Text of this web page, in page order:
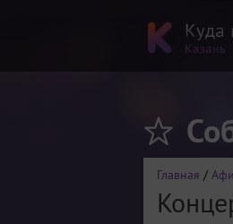
Главная /